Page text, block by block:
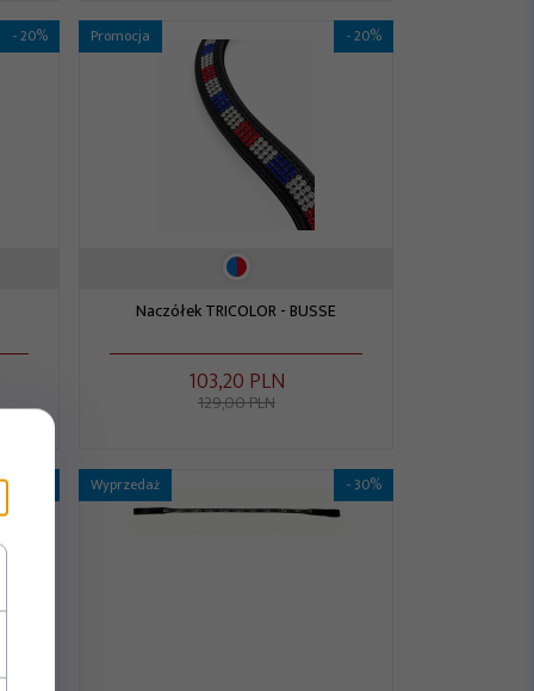
- 20% Promocja - 20%
Naczółek TRICOLOR - BUSSE
103,20 PLN
129,00 PLN
Wyprzedaż - 30%